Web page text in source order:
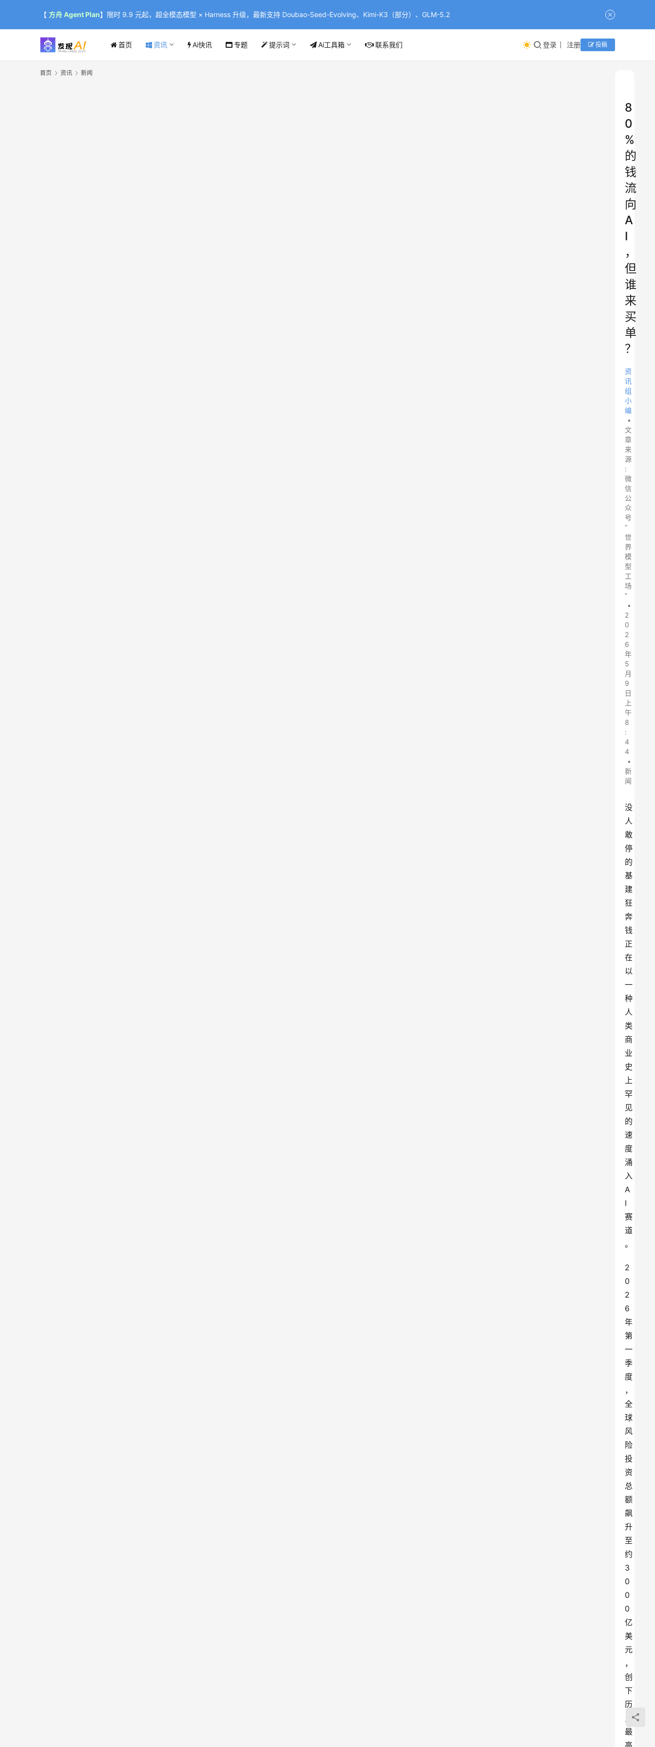
【 方舟 Agent Plan】限时 9.9 元起，超全模态模型 × Harness 升级，最新支持 Doubao-Seed-Evolving、Kimi-K3（部分）、GLM-5.2
首页 资讯 Ai快讯 专题 提示词 Ai工具箱 联系我们 登录 注册 投稿
首页 资讯 新闻
8
0
%
的
钱
流
向
A
I
，
但
谁
来
买
单
？
资
讯
组
小
编
•
文
章
来
源
:
微
信
公
众
号
“
世
界
模
型
工
场
”
•
2
0
2
6
年
5
月
9
日
上
午
8
:
4
4
•
新
闻
没
人
敢
停
的
基
建
狂
奔
钱
正
在
以
一
种
人
类
商
业
史
上
罕
见
的
速
度
涌
入
A
I
赛
道
。
2
0
2
6
年
第
一
季
度
，
全
球
风
险
投
资
总
额
飙
升
至
约
3
0
0
0
亿
美
元
，
创
下
历
史
最
高